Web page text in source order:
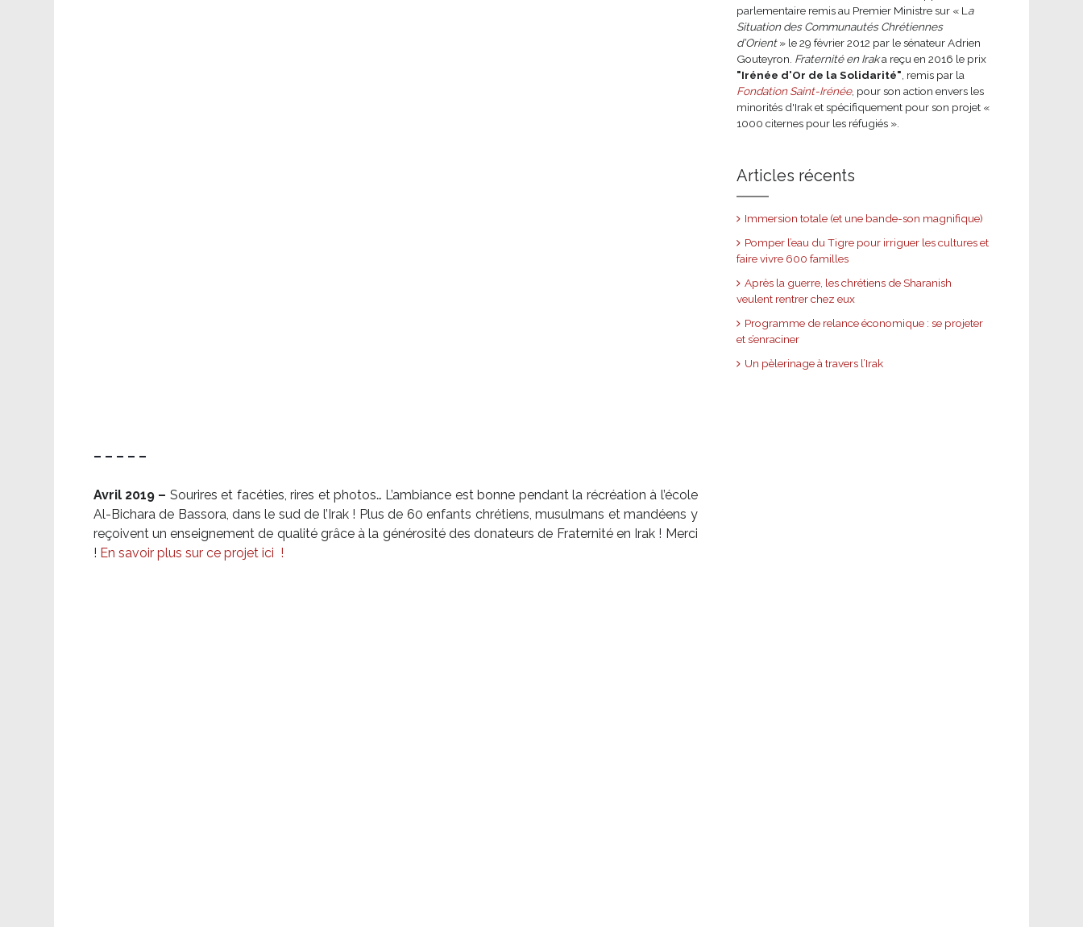
– – – – –
Avril 2019 – Sourires et facéties, rires et photos… L’ambiance est bonne pendant la récréation à l’école
Al-Bichara de Bassora, dans le sud de l’Irak ! Plus de 60 enfants chrétiens, musulmans et mandéens y
reçoivent un enseignement de qualité grâce à la générosité des donateurs de Fraternité en Irak ! Merci
! En savoir plus sur ce projet ici !
parlementaire remis au Premier Ministre sur « L a
Situation des Communautés Chrétiennes
d’Orient» le 29 février 2012 par le sénateur Adrien
Gouteyron. Fraternité en Iraka reçu en 2016 le prix
"Irénée d'Or de la Solidarité" , remis par la
Fondation Saint-Irénée, pour son action envers les
minorités d'Irak et spécifiquement pour son projet «
1000 citernes pour les réfugiés ».
Articles récents
Immersion totale (et une bande-son magnifique)
Pomper l’eau du Tigre pour irriguer les cultures et
faire vivre 600 familles
Après la guerre, les chrétiens de Sharanish
veulent rentrer chez eux
Programme de relance économique : se projeter
et s’enraciner
Un pèlerinage à travers l’Irak